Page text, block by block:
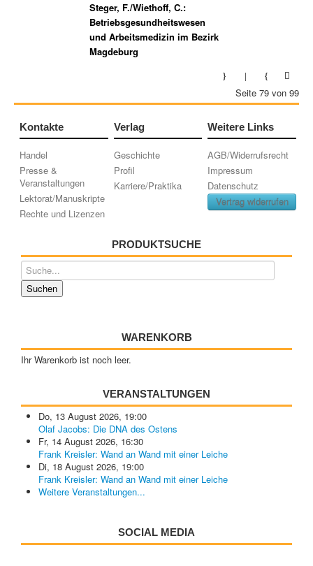
Steger, F./Wiethoff, C.:
Betriebsgesundheitswesen
und Arbeitsmedizin im Bezirk
Magdeburg
Seite 79 von 99
Kontakte
Handel
Presse &
Veranstaltungen
Lektorat/Manuskripte
Rechte und Lizenzen
Verlag
Geschichte
Profil
Karriere/Praktika
Weitere Links
AGB/Widerrufsrecht
Impressum
Datenschutz
Vertrag widerrufen
PRODUKTSUCHE
WARENKORB
Ihr Warenkorb ist noch leer.
VERANSTALTUNGEN
Do, 13 August 2026, 19:00
Olaf Jacobs: Die DNA des Ostens
Fr, 14 August 2026, 16:30
Frank Kreisler: Wand an Wand mit einer Leiche
Di, 18 August 2026, 19:00
Frank Kreisler: Wand an Wand mit einer Leiche
Weitere Veranstaltungen...
SOCIAL MEDIA